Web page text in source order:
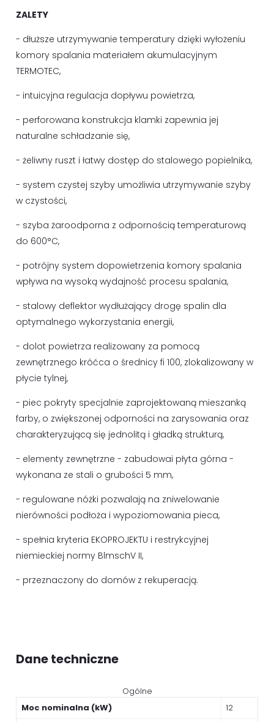
ZALETY
- dłuższe utrzymywanie temperatury dzięki wyłożeniu
komory spalania materiałem akumulacyjnym
TERMOTEC,
- intuicyjna regulacja dopływu powietrza,
- perforowana konstrukcja klamki zapewnia jej
naturalne schładzanie się,
- żeliwny ruszt i łatwy dostęp do stalowego popielnika,
- system czystej szyby umożliwia utrzymywanie szyby
w czystości,
- szyba żaroodporna z odpornością temperaturową
do 600°C,
- potrójny system dopowietrzenia komory spalania
wpływa na wysoką wydajność procesu spalania,
- stalowy deflektor wydłużający drogę spalin dla
optymalnego wykorzystania energii,
- dolot powietrza realizowany za pomocą
zewnętrznego króćca o średnicy fi 100, zlokalizowany w
płycie tylnej,
- piec pokryty specjalnie zaprojektowaną mieszanką
farby, o zwiększonej odporności na zarysowania oraz
charakteryzującą się jednolitą i gładką strukturą,
- elementy zewnętrzne - zabudowai płyta górna -
wykonana ze stali o grubości 5 mm,
- regulowane nóżki pozwalają na zniwelowanie
nierówności podłoża i wypoziomowania pieca,
- spełnia kryteria EKOPROJEKTU i restrykcyjnej
niemieckiej normy BlmschV II,
- przeznaczony do domów z rekuperacją.
Dane techniczne
Ogólne
Moc nominalna (kW)
12